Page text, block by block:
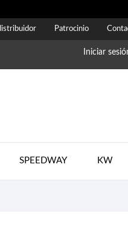
Patrocinio
Iniciar
SPEEDWAY KW